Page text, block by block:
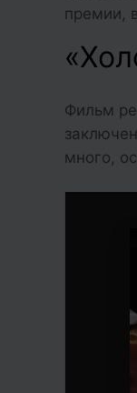
премии,
Фильм
много,